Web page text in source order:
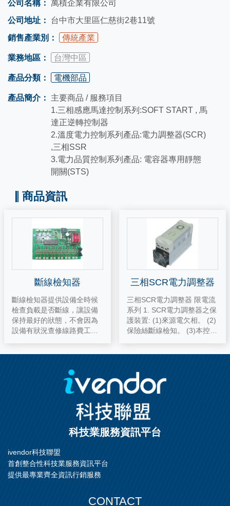
公司名稱： 萬積企業有限公司
公司地址：
台中市大里區仁慈街2巷11號
銷售產業別：
傳統產業
業務地區： 台灣中區
產品分類： 電機部品
產品簡介：
主要商品 / 服務項目
1.三相感應馬達控制系列:SOFT START , 馬
達正逆轉控制器
2.溫度電力控制系列產品:電力調整器(SCR)
,三相SSR
3.電力品質控制系列產品: 電容器專用靜態
開關(STS)
商品資訊
斷線檢知器
斷線檢知器提供設備全時候
檢查負載是否斷線，讓設備
保持最好的狀態，不會因為
設備有狀況查修線路費工又
鳴器或警示燈，一旦負載斷
線時立即通知作業員，省掉
查修線路的時間，12顆LED
指 示燈依照亮燈的LED進行
更換負載。適用在三相 SCR
電力調整器、三相SSR固態
繼電器、單相 SCR電力調整
負載檢知。
三相SCR電力調整器
三相SCR電力調整器 限電流
系列 1. SCR電力調整器之保
護裝置: (1)來源電欠相。 (2)
保險絲斷線檢知。 (3)本控制
2. 本控制器具有CE國際安全
認證之標準。 3. 具有R.S.T
各相保險絲斷路指示燈，並
提供異常輸出接點，可做系
統緊急控制之用。 4. 冷卻風
扇動作具有溫度控制，'當散
熱片溫度55oC時工作，45o
科技業服務資訊平台
ivendor科技聯盟
首創整合性科技業服務資訊平台
提供最專業齊全資訊行銷服務
CONTACT